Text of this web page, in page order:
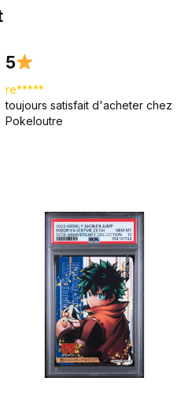
5
re*****
toujours satisfait d'acheter chez
Pokeloutre